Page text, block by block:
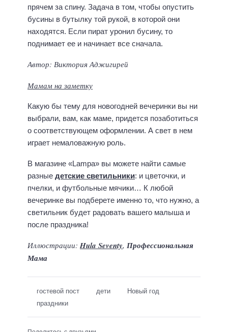
прячем за спину. Задача в том, чтобы опустить
бусины в бутылку той рукой, в которой они
находятся. Если пират уронил бусину, то
поднимает ее и начинает все сначала.
Автор: Виктория Аджигирей
Мамам на заметку
Какую бы тему для новогодней вечеринки вы ни
выбрали, вам, как маме, придется позаботиться
о соответствующем оформлении. А свет в нем
играет немаловажную роль.
В магазине «Lampa» вы можете найти самые
разные детские светильники: и цветочки, и
пчелки, и футбольные мячики… К любой
вечеринке вы подберете именно то, что нужно, а
светильник будет радовать вашего малыша и
после праздника!
Иллюстрации:Hula Seventy, Профессиональная
Мама
гостевой пост дети
Новый год
праздники